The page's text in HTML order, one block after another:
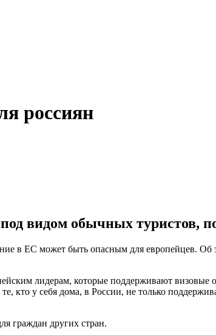
россиян
видом обычных туристов,
в ЕС может быть опасным для европейцев. Об
лидерам, которые поддерживают
кто у себя дома, в России, не только
граждан других стран.